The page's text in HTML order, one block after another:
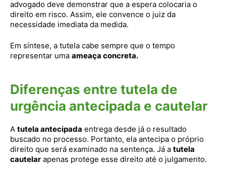
advogado deve demonstrar que a espera colocaria o
direito em risco. Assim, ele convence o juiz da
necessidade imediata da medida.
Em síntese, a tutela cabe sempre que o tempo
representar uma ameaça concreta.
Diferenças entre tutela de
urgência antecipada e cautelar
A tutela antecipada entrega desde já o resultado
buscado no processo. Portanto, ela antecipa o próprio
direito que será examinado na sentença. Já a tutela
cautelar apenas protege esse direito até o julgamento.